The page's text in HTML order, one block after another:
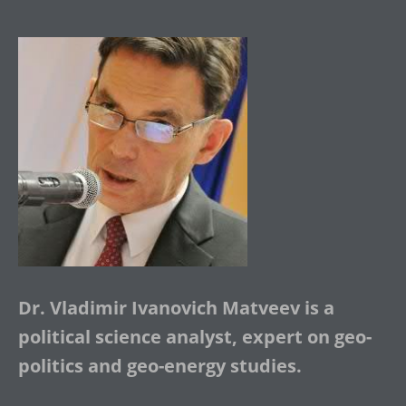
Dr. Vladimir Ivanovich Matveev is a
political science analyst, expert on geo-
politics and geo-energy studies.